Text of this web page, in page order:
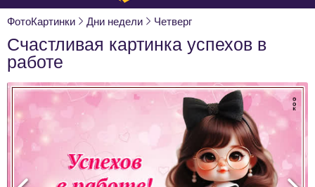
ФотоКартинки Дни недели Четверг
Счастливая картинка успехов в
работе